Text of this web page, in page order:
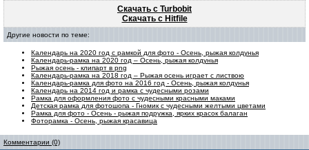
Скачать с Turbobit
Скачать с Hitfile
Другие новости по теме:
Календарь на 2020 год с рамкой для фото - Осень, рыжая колдунья
Календарь-рамка на 2020 год – Осень, рыжая колдунья
Рыжая осень - клипарт в png
Календарь-рамка на 2018 год – Рыжая осень играет с листвою
Календарь-рамка для фото на 2016 год - Осень, рыжая колдунья
Календарь на 2014 год и рамка с чудесными розами
Рамка для оформления фото с чудесными красными маками
Детская рамка для фотошопа - Гномик с чудесными желтыми цветами
Рамка для фото - Осень - рыжая подружка, ярких красок балаган
Фоторамка - Осень, рыжая красавица
Комментарии (0)